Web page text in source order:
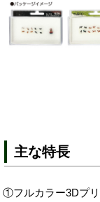
主な特長
①フルカラー3Dプ